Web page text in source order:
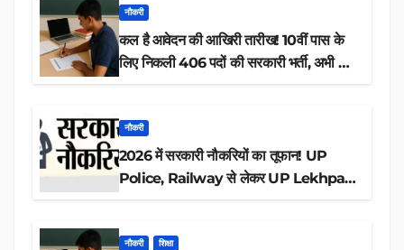
नौकरी
कल है आवेदन की आखिरी तारीख! 10वीं पास के
लिए निकली 406 पदों की सरकारी भर्ती, अभी करें
नौकरी
2026 में सरकारी नौकरियों का तूफान! UP
Police, Railway से लेकर UP Lekhpal
नौकरी शिक्षा